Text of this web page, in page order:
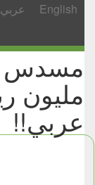
عربي English
مسدس
مليون
عربي!!